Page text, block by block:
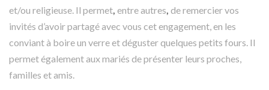
et/ou religieuse. Il permet entre autres de remercier vos
invités d’avoir partagé avec vous cet engagement, en les
conviant à boire un verre et déguster quelques petits fours. Il
permet également aux mariés de présenter leurs proches,
familles et amis.